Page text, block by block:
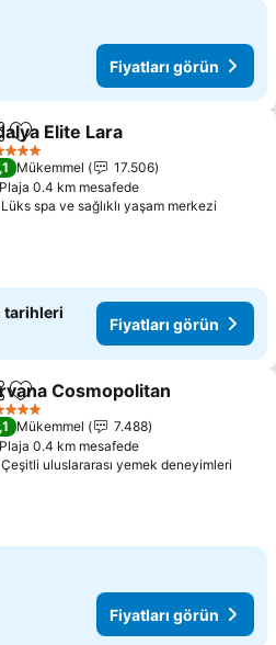
Fiyatları görün
Favorilerime ekle
Elite Lara
Mükemmel
17.506
Plaja 0.4 km mesafede
Lüks spa ve sağlıklı yaşam merkezi
tarihleri
Fiyatları görün
Favorilerime ekle
Cosmopolitan
Mükemmel
7.488
Plaja 0.4 km mesafede
Çeşitli uluslararası yemek deneyimleri
Fiyatları görün